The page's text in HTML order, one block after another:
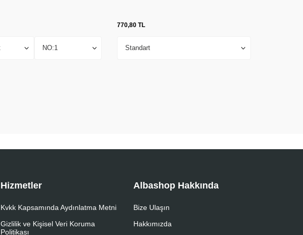
770,80TL
Hizmetler
Kvkk Kapsamında Aydınlatma Metni
Gizlilik ve Kişisel Veri Koruma
Politikası
Albashop Hakkında
Bize Ulaşın
Hakkımızda